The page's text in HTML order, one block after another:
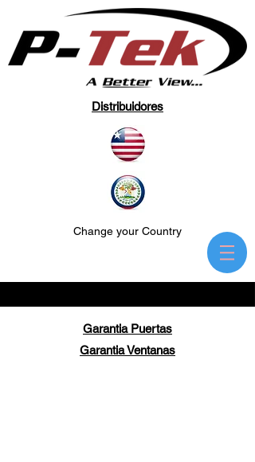
Garantia Puertas
Garantia Ventanas
Distribuidores
Change your Country